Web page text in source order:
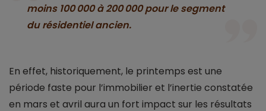
moins 100 000 à 200 000 pour le segment
du résidentiel ancien.
En effet, historiquement, le printemps est une
période faste pour l’immobilier et l’inertie constatée
en mars et avril aura un fort impact sur les résultats